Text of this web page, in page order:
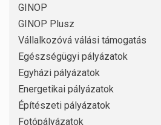
GINOP
GINOP Plusz
Vállalkozóvá válási támogatás
Egészségügyi pályázatok
Egyházi pályázatok
Energetikai pályázatok
Építészeti pályázatok
Fotópályázatok